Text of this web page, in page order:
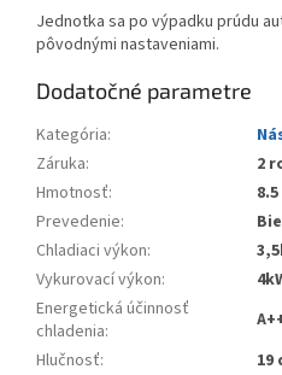
Jednotka sa po výpadku prúdu
pôvodnými nastaveniami.
Dodatočné parametre
Kategória:
Záruka:
2
Hmotnosť:
Prevedenie:
Chladiaci výkon:
Vykurovací výkon:
Energetická účinnosť
chladenia:
Hlučnosť:
19